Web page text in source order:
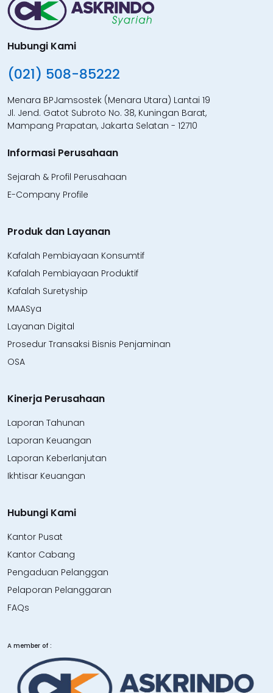
Hubungi Kami
(021) 508-85222
Menara BPJamsostek (Menara Utara) Lantai 19
Jl. Jend. Gatot Subroto No. 38, Kuningan Barat,
Mampang Prapatan, Jakarta Selatan - 12710
Informasi Perusahaan
Sejarah & Profil Perusahaan
E-Company Profile
Produk dan Layanan
Kafalah Pembiayaan Konsumtif
Kafalah Pembiayaan Produktif
Kafalah Suretyship
MAASya
Layanan Digital
Prosedur Transaksi Bisnis Penjaminan
OSA
Kinerja Perusahaan
Laporan Tahunan
Laporan Keuangan
Laporan Keberlanjutan
Ikhtisar Keuangan
Hubungi Kami
Kantor Pusat
Kantor Cabang
Pengaduan Pelanggan
Pelaporan Pelanggaran
FAQs
A member of :